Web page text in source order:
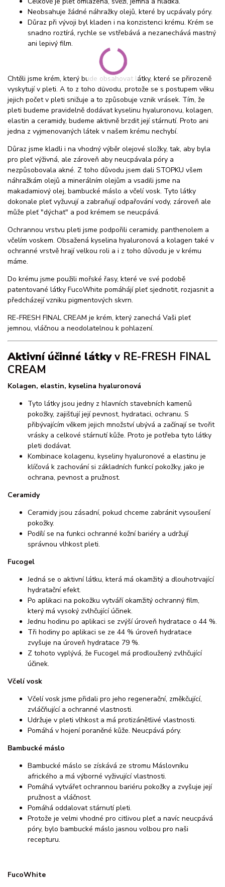
Neobsahuje žádné náhražky olejů, které by ucpávaly póry.
Důraz při vývoji byl kladen i na konzistenci krému. Krém se
snadno roztírá, rychle se vstřebává a nezanechává mastný
ani lepivý film.
Chtěli jsme krém, který bude obsahovat látky, které se přirozeně
vyskytují v pleti. A to z toho důvodu, protože se s postupem věku
jejich počet v pleti snižuje a to způsobuje vznik vrásek. Tím, že
pleti budeme pravidelně dodávat kyselinu hyaluronovu, kolagen,
elastin a ceramidy, budeme aktivně brzdit její stárnutí. Proto ani
jedna z vyjmenovaných látek v našem krému nechybí.
Důraz jsme kladli i na vhodný výběr olejové složky, tak, aby byla
pro pleť výživná, ale zároveň aby neucpávala póry a
nezpůsobovala akné. Z toho důvodu jsem dali STOPKU všem
náhražkám olejů a minerálním olejům a vsadili jsme na
makadamiový olej, bambucké máslo a včelí vosk. Tyto látky
dokonale pleť vyžuvují a zabraňují odpařování vody, zároveň ale
může pleť "dýchat" a pod krémem se neucpává.
Ochrannou vrstvu pleti jsme podpořili ceramidy, panthenolem a
včelím voskem. Obsažená kyselina hyaluronová a kolagen také v
ochranné vrstvě hrají velkou roli a i z toho důvodu je v krému
máme.
Do krému jsme použili mořské řasy, které ve své podobě
patentované látky FucoWhite pomáhájí pleť sjednotit, rozjasnit a
předcházejí vzniku pigmentových skvrn.
RE-FRESH FINAL CREAM je krém, který zanechá Vaši pleť
jemnou, vláčnou a neodolatelnou k pohlazení.
Aktivní účinné látkyv RE-FRESH FINAL
CREAM
Kolagen, elastin, kyselina hyaluronová
Tyto látky jsou jedny z hlavních stavebních kamenů
pokožky, zajišťují její pevnost, hydrataci, ochranu. S
přibývajícím věkem jejich množství ubývá a začínají se tvořit
vrásky a celkové stárnutí kůže. Proto je potřeba tyto látky
pleti dodávat.
Kombinace kolagenu, kyseliny hyaluronové a elastinu je
klíčová k zachování si základních funkcí pokožky, jako je
ochrana, pevnost a pružnost.
Ceramidy
Ceramidy jsou zásadní, pokud chceme zabránit vysoušení
pokožky.
Podílí se na funkci ochranné kožní bariéry a udržují
správnou vlhkost pleti.
Fucogel
Jedná se o aktivní látku, která má okamžitý a dlouhotrvající
hydratační efekt.
Po aplikaci na pokožku vytváří okamžitý ochranný film,
který má vysoký zvlhčující účinek.
Jednu hodinu po aplikaci se zvýší úroveň hydratace o 44 %.
Tři hodiny po aplikaci se ze 44 % úroveň hydratace
zvyšuje na úroveň hydratace 79 %.
Z tohoto vyplývá, že Fucogel má prodloužený zvlhčující
účinek.
Včelí vosk
Včelí vosk jsme přidali pro jeho regenerační, změkčující,
zvláčňující a ochranné vlastnosti.
Udržuje v pleti vlhkost a má protizánětlivé vlastnosti.
Pomáhá v hojení poraněné kůže. Neucpává póry.
Bambucké máslo
Bambucké máslo se získává ze stromu Máslovníku
afrického a má výborné vyživující vlastnosti.
Pomáhá vytvářet ochrannou bariéru pokožky a zvyšuje její
pružnost a vláčnost.
Pomáhá oddalovat stárnutí pleti.
Protože je velmi vhodné pro citlivou pleť a navíc neucpává
póry, bylo bambucké máslo jasnou volbou pro naši
recepturu.
FucoWhite